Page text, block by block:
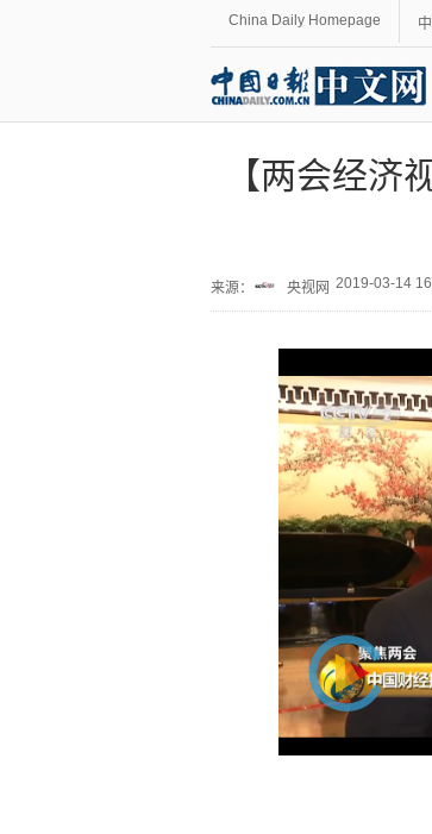
China Daily Homepage
【两会经济
来源： 央视网 2019-03-14